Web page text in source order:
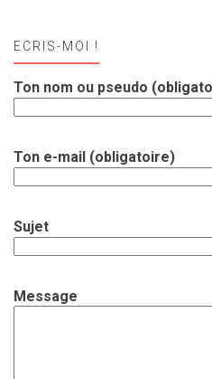
ECRIS-MOI !
Ton nom ou pseudo
Ton e-mail (obligatoire)
Sujet
Message